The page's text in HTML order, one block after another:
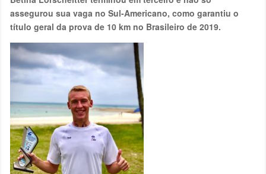
assegurou sua vaga no Sul-Americano, como garantiu o
título geral da prova de 10 km no Brasileiro de 2019.